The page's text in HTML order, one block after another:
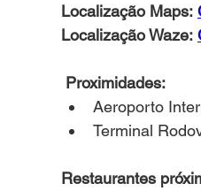
Localização Maps:
Localização Waze:
Proximidades:
Aeroporto
Terminal
Restaurantes